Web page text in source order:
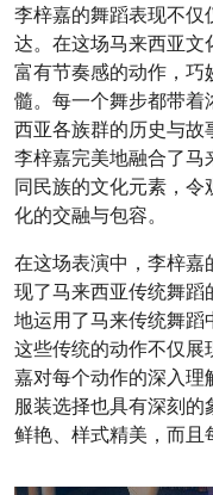
李梓嘉的舞蹈表现不
达。在这场马来西亚
富有节奏感的动作，
髓。每一个舞步都带
西亚各族群的历史与故
李梓嘉完美地融合了
同民族的文化元素，
化的交融与包容。
在这场表演中，李梓
现了马来西亚传统舞
地运用了马来传统舞蹈
这些传统的动作不仅
嘉对每个动作的深入
服装选择也具有深刻
鲜艳、样式精美，而且